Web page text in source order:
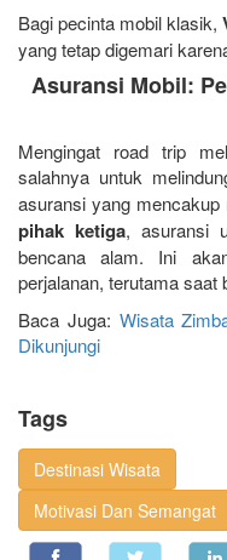
Bagi pecinta mobil klasik,
yang tetap digemari
Asuransi Mobil:
Mengingat road trip
salahnya untuk
asuransi yang mencakup
pihak ketiga, asuransi
bencana alam. Ini
perjalanan, terutama saat
Baca Juga: Wisata
Dikunjungi
Tags
Destinasi Wisata
Motivasi Dan Semangat